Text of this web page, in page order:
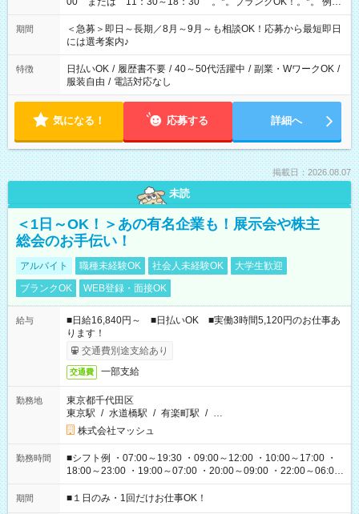
ば前職が、 在宅/財団法人/事務/コールセンター/受付/販売/カフェ
スタッフ スイーツ販売/ホテルフロント/化粧品販売/など 様々な
業界から入社して活躍されています♪
期間
＜急募＞即日～長期／8月～9月～も相談OK！応募から最短即日
には選考案内♪
特徴 日払いOK / 履歴書不要 / 40～50代活躍中 / 副業・WワークOK /
服装自由 / 電話対応なし
気になる！ 応募する 詳細へ
掲載日：2026.08.07
未読
＜1日～OK！＞あの有名企業も！展示会や株主
総会のお手伝い！
アルバイト 職種未経験OK 社会人未経験OK
大学生歓迎
ブランクOK
WEB登録・面接OK
給与
■日給16,840円～ ■日払いOK ■実働3時間5,120円のお仕事あ
ります！
交通費別途支給あり
交通費 一部支給
勤務地
東京都千代田区
東京駅 / 水道橋駅 / 有楽町駅 / …
株式会社マッシュ
勤務時間
■シフト例 ・07:00～19:30 ・09:00～12:00 ・10:00～17:00 ・
18:00～23:00 ・19:00～07:00 ・20:00～09:00 ・22:00～06:00
etc ★最短で3時間で5,120円のお仕事から 15時間で2万円近く稼
げるお仕事も！ ご希望のお時間に合わせてご紹介！ ※シフトは
期間 ■１日のみ・1回だけお仕事OK！